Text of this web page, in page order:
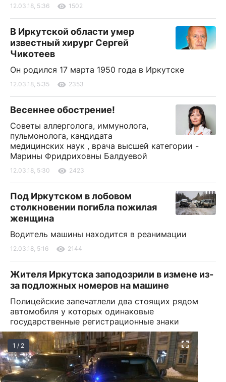
12.03.18, 5:36 1502
В Иркутской области умер
известный хирург Сергей
Чикотеев
Он родился 17 марта 1950 года в Иркутске
12.03.18, 5:35 2353
Весеннее обострение!
Советы аллерголога, иммунолога,
пульмонолога, кандидата
медицинских наук , врача высшей категории -
Марины Фридриховны Балдуевой
12.03.18, 5:30 2423
Под Иркутском в лобовом
столкновении погибла пожилая
женщина
Водитель машины находится в реанимации
12.03.18, 5:16 2144
Жителя Иркутска заподозрили в измене из-
за подложных номеров на машине
Полицейские запечатлели два стоящих рядом
автомобиля у которых одинаковые
государственные регистрационные знаки
1 / 2